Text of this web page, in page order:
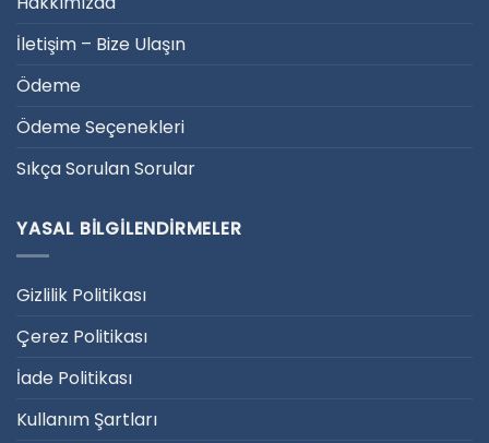
İletişim – Bize Ulaşın
Ödeme
Ödeme Seçenekleri
Sıkça Sorulan Sorular
YASAL BILGILENDIRMELER
Gizlilik Politikası
Çerez Politikası
İade Politikası
Kullanım Şartları